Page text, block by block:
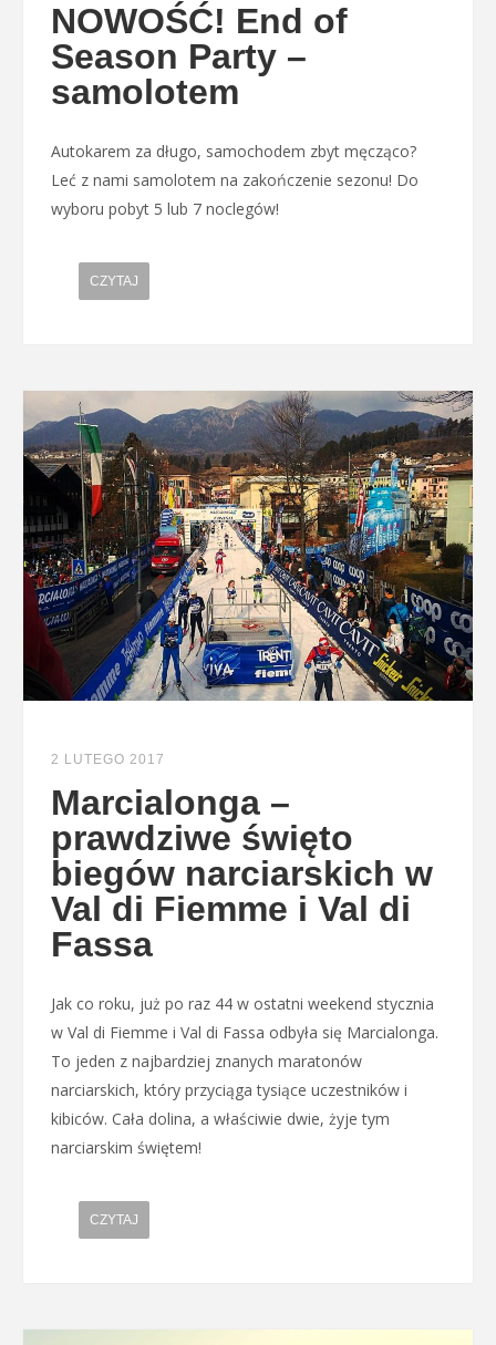
NOWOŚĆ! End of
Season Party –
samolotem
Autokarem za długo, samochodem zbyt męcząco?
Leć z nami samolotem na zakończenie sezonu! Do
wyboru pobyt 5 lub 7 noclegów!
CZYTAJ
2 LUTEGO 2017
Marcialonga –
prawdziwe święto
biegów narciarskich w
Val di Fiemme i Val di
Fassa
Jak co roku, już po raz 44 w ostatni weekend stycznia
w Val di Fiemme i Val di Fassa odbyła się Marcialonga.
To jeden z najbardziej znanych maratonów
narciarskich, który przyciąga tysiące uczestników i
kibiców. Cała dolina, a właściwie dwie, żyje tym
narciarskim świętem!
CZYTAJ